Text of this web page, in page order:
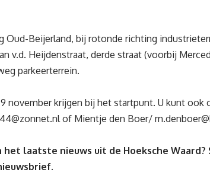
Oud-Beijerland, bij rotonde richting
v.d. Heijdenstraat, derde straat (voorbij
parkeerterrein.
november krijgen bij het startpunt. U kunt ook
of Mientje den Boer/
laatste nieuws uit de Hoeksche Waard?